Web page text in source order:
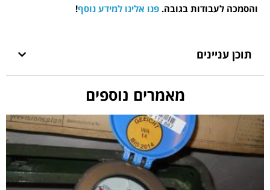
והסמכה לעבודות בגובה. פנו אלינו למידע נוסף!
תוכן עניינים
מאמרים נוספים